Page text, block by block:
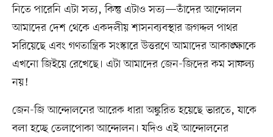
নিতে পারেনি এটা সত্য, কিন্তু এটাও সত্য—তাঁদের আন্দোলন
আমাদের দেশ থেকে একদলীয় শাসনব্যবস্থার জগদ্দল পাথর
সরিয়েছে এবং গণতান্ত্রিক সংস্কারে উত্তরণে আমাদের আকাঙ্ক্ষাকে
এখনো জিইয়ে রেখেছে। এটা আমাদের জেন-জিদের কম সাফল্য
নয়!
জেন-জি আন্দোলনের আরেক ধারা অঙ্কুরিত হয়েছে ভারতে, যাকে
বলা হচ্ছে তেলাপোকা আন্দোলন। যদিও এই আন্দোলনের